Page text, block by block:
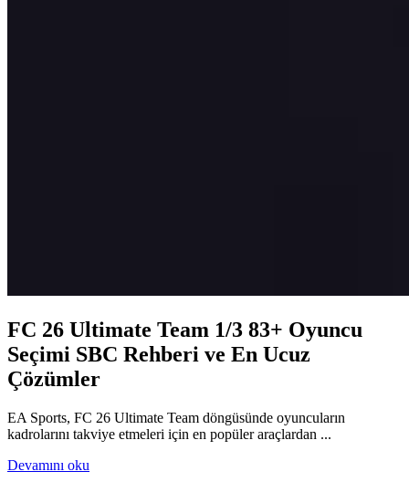
FC 26 Ultimate Team 1/3 83+ Oyuncu
Seçimi SBC Rehberi ve En Ucuz
Çözümler
EA Sports, FC 26 Ultimate Team döngüsünde oyuncuların
kadrolarını takviye etmeleri için en popüler araçlardan ...
Devamını oku